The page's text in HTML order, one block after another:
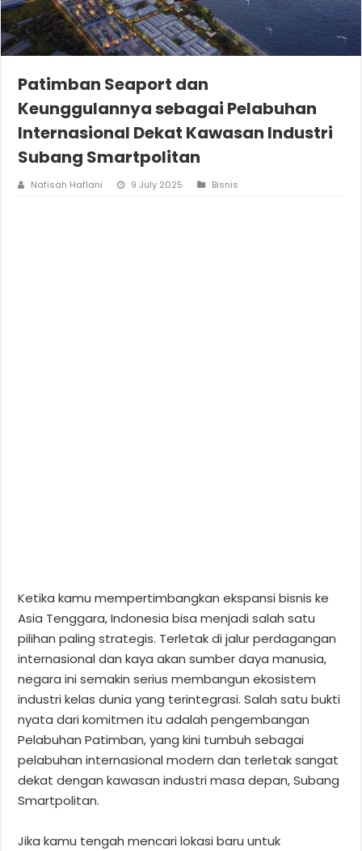
Patimban Seaport dan
Keunggulannya sebagai Pelabuhan
Internasional Dekat Kawasan Industri
Subang Smartpolitan
Nafisah Haflani 9 July 2025 Bisnis
Ketika kamu mempertimbangkan ekspansi bisnis ke
Asia Tenggara, Indonesia bisa menjadi salah satu
pilihan paling strategis. Terletak di jalur perdagangan
internasional dan kaya akan sumber daya manusia,
negara ini semakin serius membangun ekosistem
industri kelas dunia yang terintegrasi. Salah satu bukti
nyata dari komitmen itu adalah pengembangan
Pelabuhan Patimban, yang kini tumbuh sebagai
pelabuhan internasional modern dan terletak sangat
dekat dengan kawasan industri masa depan, Subang
Smartpolitan.
Jika kamu tengah mencari lokasi baru untuk